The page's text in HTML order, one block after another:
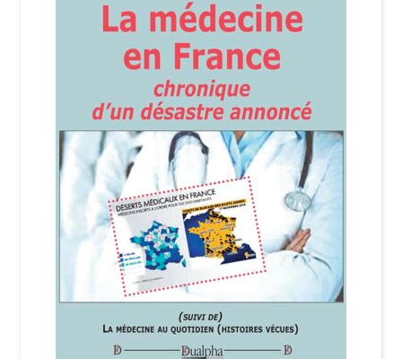
Livres de Philippe Randa
Login Customizer
Nous Contacter
Panier
Politique de confidentialité et cookies
Qui sommes-nous ?
Soutien à Philippe Randa
Suivi de la Commande